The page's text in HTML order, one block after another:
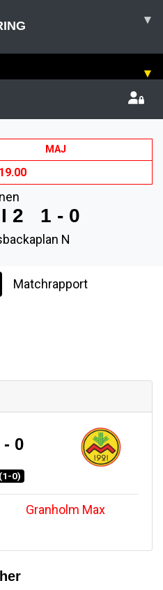
▾
▾
MAJ
19.00
2 1 - 0
N
Matchrapport
- 0
(1-0)
Granholm Max